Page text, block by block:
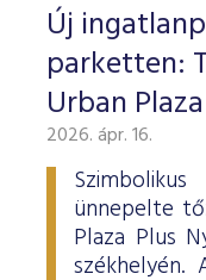
Új
parketten:
Urban
2026. ápr. 16.
ünnepelte
Plaza Plus
székhelyén.